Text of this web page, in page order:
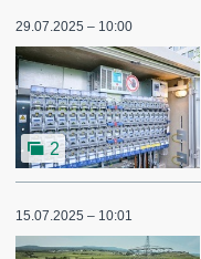
29.07.2025 – 10:00
2
15.07.2025 – 10:01